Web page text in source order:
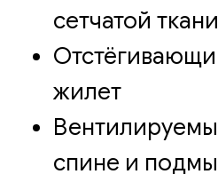
сетчатой ткани
жилет
спине и